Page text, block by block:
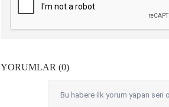
YORUMLAR (0)
Bu habere ilk yorum yapan sen